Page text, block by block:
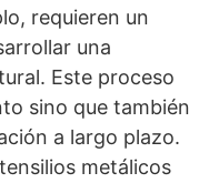
requieren un
una
Este proceso
sino que también
a largo plazo.
metálicos